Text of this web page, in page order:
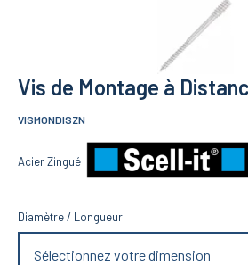
Vis de Montage à
VISMONDISZN
Acier Zingué
Diamètre/ Longueur
Sélectionnez votre dimension